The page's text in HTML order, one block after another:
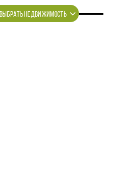
ВЫБРАТЬ НЕДВИЖИМОСТЬ